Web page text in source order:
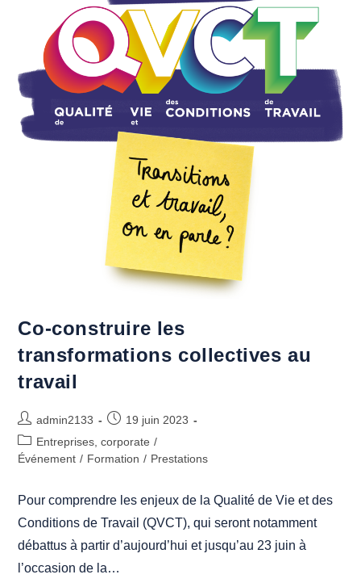
Co-construire les
transformations collectives au
travail
Auteur/autrice
de
la
admin2133
Publication
19 juin 2023
Post
category:
Entreprises, corporate /
Événement / Formation / Prestations
Pour comprendre les enjeux de la Qualité de Vie et des
Conditions de Travail (QVCT), qui seront notamment
débattus à partir d’aujourd’hui et jusqu’au 23 juin à
l’occasion de la…